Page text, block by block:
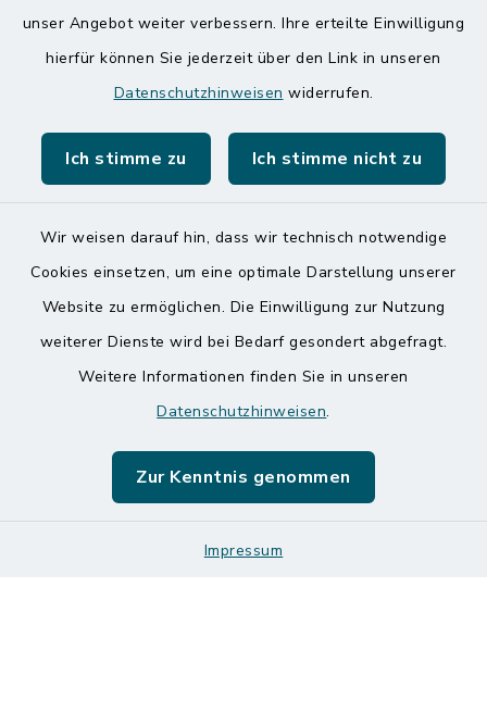
unser Angebot weiter verbessern. Ihre erteilte Einwilligung
hierfür können Sie jederzeit über den Link in unseren
Datenschutzhinweisen widerrufen.
Ich stimme zu Ich stimme nicht zu
Wir weisen darauf hin, dass wir technisch notwendige
Cookies einsetzen, um eine optimale Darstellung unserer
Website zu ermöglichen. Die Einwilligung zur Nutzung
weiterer Dienste wird bei Bedarf gesondert abgefragt.
Weitere Informationen finden Sie in unseren
Datenschutzhinweisen.
Zur Kenntnis genommen
Impressum
Amt Mitteldithmarschen
Speicherkoog Meldorfer Koog
Kontakt
Datenschutz
Sitemap
Logos und Designmanual